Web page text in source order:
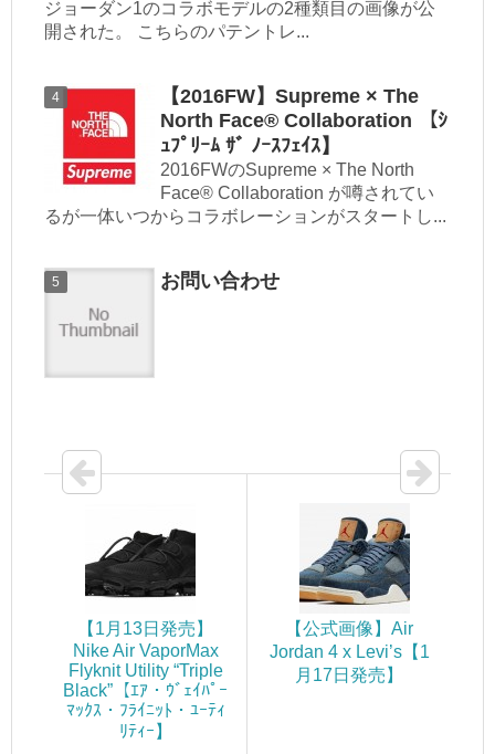
ジョーダン1のコラボモデルの2種類目の画像が公
開された。 こちらのパテントレ...
【2016FW】Supreme × The
North Face® Collaboration 【ｼ
ｭﾌﾟﾘｰﾑ ｻﾞ ﾉｰｽﾌｪｲｽ】
2016FWのSupreme × The North
Face® Collaboration が噂されてい
るが一体いつからコラボレーションがスタートし...
お問い合わせ
【1月13日発売】
Nike Air VaporMax
Flyknit Utility “Triple
Black”【ｴｱ・ｳﾞｪｲﾊﾟｰ
ﾏｯｸｽ・ﾌﾗｲﾆｯﾄ・ﾕｰﾃｨ
ﾘﾃｨｰ】
【公式画像】Air
Jordan 4 x Levi’s【1
月17日発売】